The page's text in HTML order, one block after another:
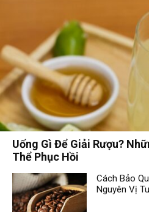
Uống Gì Để Giải Rượu?
Thể Phục Hồi
Cách Bảo
Nguyên Vị